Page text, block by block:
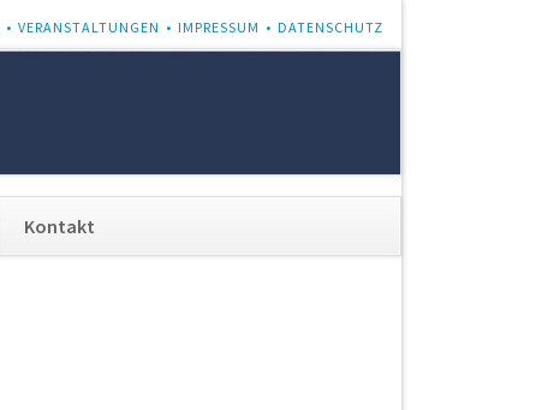
VERANSTALTUNGEN IMPRESSUM DATENSCHUTZ
überspringen
Kontakt